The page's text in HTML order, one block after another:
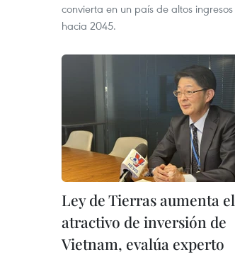
convierta en un país de altos ingresos
hacia 2045.
Ley de Tierras aumenta el
atractivo de inversión de
Vietnam, evalúa experto